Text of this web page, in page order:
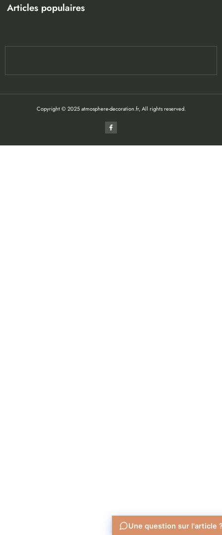
Articles populaires
Copyright © 2025 atmosphere-decoration.fr, All rights reserved.
Une question sur l'article